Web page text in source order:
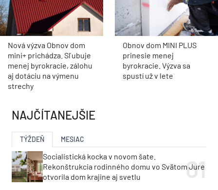
Nová výzva Obnov dom
mini+ prichádza. Sľubuje
menej byrokracie, zálohu
aj dotáciu na výmenu
strechy
Obnov dom MINI PLUS
prinesie menej
byrokracie. Výzva sa
spustí už v lete
NAJČÍTANEJŠIE
TÝŽDEŇ MESIAC
Socialistická kocka v novom šate.
Rekonštrukcia rodinného domu vo Svätom Jure
otvorila dom krajine aj svetlu